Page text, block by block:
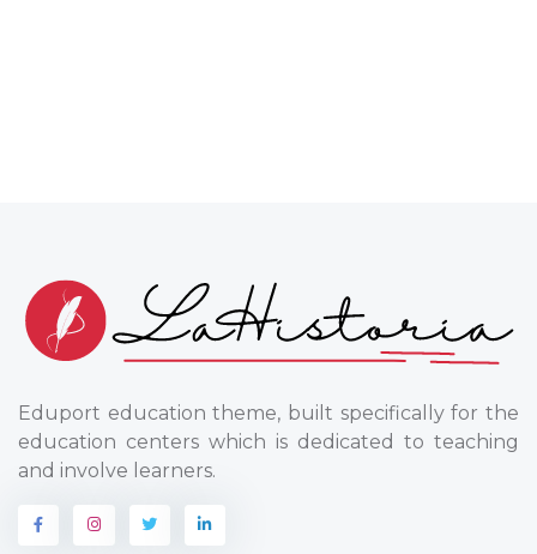
Eduport education theme, built specifically for the
education centers which is dedicated to teaching
and involve learners.